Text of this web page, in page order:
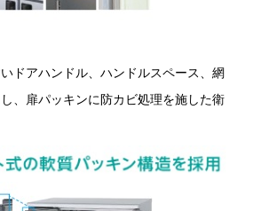
ドアハンドル、ハンドルスペース、網
、扉パッキンに防カビ処理を施した衛